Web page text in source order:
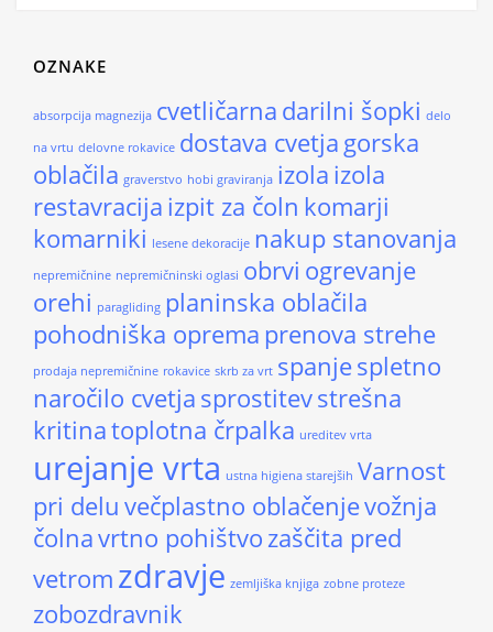
OZNAKE
absorpcija magnezija cvetličarna darilni šopki delo
na vrtu delovne rokavice dostava cvetja gorska
oblačila graverstvo hobi graviranja izola izola
restavracija izpit za čoln komarji
komarniki lesene dekoracije nakup stanovanja
nepremičnine nepremičninski oglasi obrvi ogrevanje
orehi paragliding planinska oblačila
pohodniška oprema prenova strehe
prodaja nepremičnine rokavice skrb za vrt spanjespletno
naročilo cvetja sprostitevstrešna
kritinatoplotna črpalka ureditev vrta
urejanje vrta ustna higiena starejših Varnost
pri delu večplastno oblačenjevožnja
čolnavrtno pohištvo zaščita pred
vetrom zdravje zemljiška knjiga zobne proteze
zobozdravnik